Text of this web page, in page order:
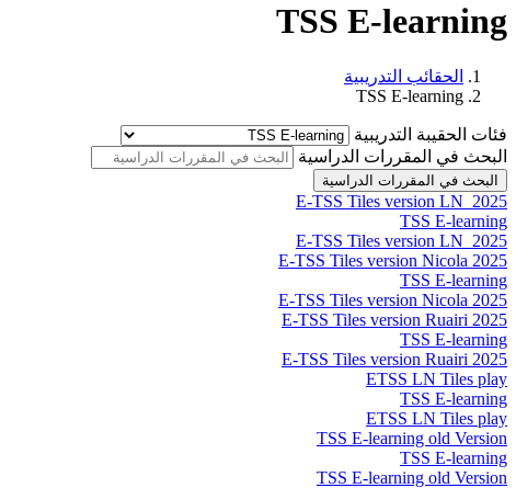
TSS E-learning
الحقائب التدريبية
TSS E-learning
فئات الحقيبة التدريبية
البحث في المقررات الدراسية
البحث في المقررات الدراسية
E-TSS Tiles version LN_2025
TSS E-learning
E-TSS Tiles version LN_2025
E-TSS Tiles version Nicola 2025
TSS E-learning
E-TSS Tiles version Nicola 2025
E-TSS Tiles version Ruairi 2025
TSS E-learning
E-TSS Tiles version Ruairi 2025
ETSS LN Tiles play
TSS E-learning
ETSS LN Tiles play
TSS E-learning old Version
TSS E-learning
TSS E-learning old Version